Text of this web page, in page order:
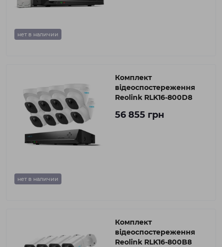
нет в наличии
нет в наличии
Комплект
відеоспостереження
Reolink RLK16-800D8
56 855 грн
Комплект
відеоспостереження
Reolink RLK16-800B8